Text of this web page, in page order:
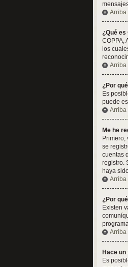
Arriba
¿Qué es
COPPA,
los
Arriba
¿Por
Es
puede
Arriba
Me he
Primero,
se
cuentas
registro.
haya
Arriba
¿Por
Existen
Arriba
Hace
Es